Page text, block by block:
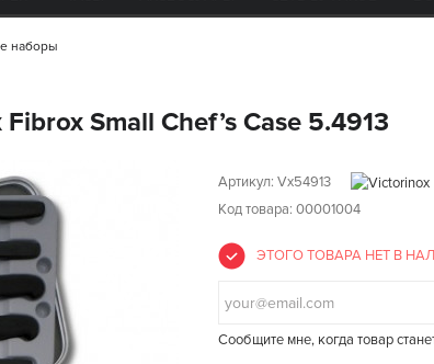
наборы
Small Chef’s Case 5.4913
Артикул: Vx54913
Код товара: 00001004
ЭТОГО ТОВАРА НЕТ В
Сообщите мне, когда товар